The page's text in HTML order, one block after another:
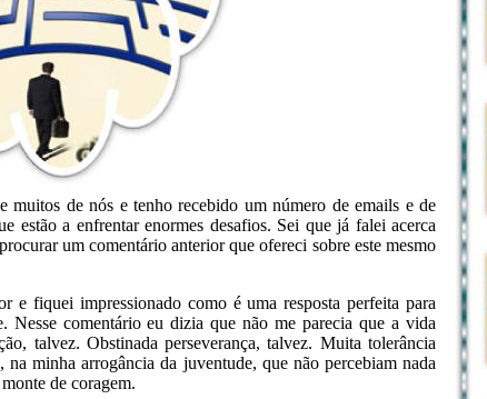
muitos de nós e tenho recebido um número de emails e de
estão a enfrentar enormes desafios. Sei que já falei acerca
um comentário anterior que ofereci sobre este mesmo
e fiquei impressionado como é uma resposta perfeita para
Nesse comentário eu dizia que não me parecia que a vida
talvez. Obstinada perseverança, talvez. Muita tolerância
na minha arrogância da juventude, que não percebiam nada
de coragem.